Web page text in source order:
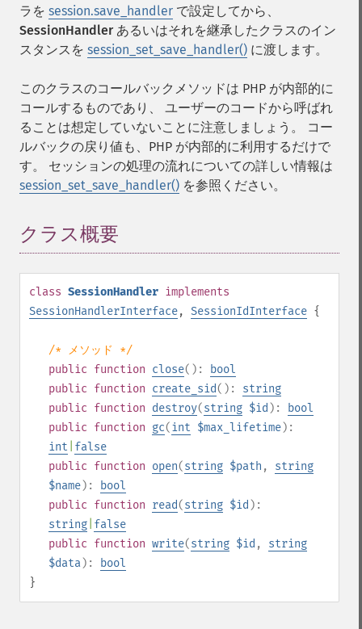
ラを session.save_handler で設定してから、
SessionHandlerあるいはそれを継承したクラスのイン
スタンスを session_set_save_handler() に渡します。
このクラスのコールバックメソッドは PHP が内部的に
コールするものであり、 ユーザーのコードから呼ばれ
ることは想定していないことに注意しましょう。 コー
ルバックの戻り値も、PHP が内部的に利用するだけで
す。 セッションの処理の流れについての詳しい情報は
session_set_save_handler() を参照ください。
クラス概要
class SessionHandler implements
SessionHandlerInterface, SessionIdInterface {
/* メソッド */
public function close():
bool
public function create_sid(): string
public function destroy(string $id ):
bool
public function gc(int $max_lifetime):
int false
public function open(string $path , string
$name):
bool
public function read(string $id ):
string false
public function write(string $id , string
$data):
bool
}